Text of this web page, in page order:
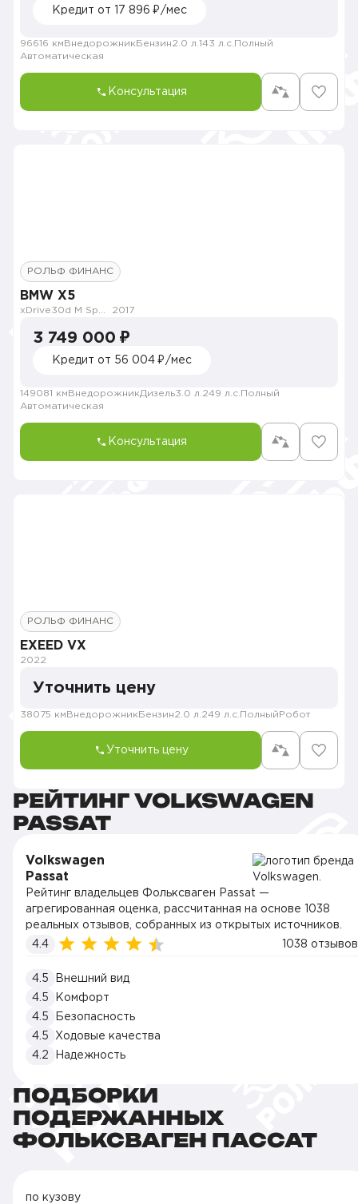
Кредит от 17 896 ₽/мес
96616 км Внедорожник Бензин2.0 л. 143 л.с. Полный
Автоматическая
Консультация
РОЛЬФ ФИНАНС
BMW X5
2017
3 749 000 ₽
Кредит от 56 004 ₽/мес
149081 км ВнедорожникДизель3.0 л. 249 л.с. Полный
Автоматическая
Консультация
РОЛЬФ ФИНАНС
EXEED VX
2022
Уточнить цену
38075 км Внедорожник Бензин2.0 л. 249 л.с. Полный Робот
Уточнить цену
РЕЙТИНГ VOLKSWAGEN
PASSAT
Volkswagen
Passat
Рейтинг владельцев Фольксваген Passat —
агрегированная оценка, рассчитанная на основе 1038
реальных отзывов, собранных из открытых источников.
4.4
1038 отзывов
4.5
Внешний вид
4.5
Комфорт
4.5
Безопасность
4.5
Ходовые качества
4.2
Надежность
ПОДБОРКИ
ПОДЕРЖАННЫХ
ФОЛЬКСВАГЕН ПАССАТ
по кузову